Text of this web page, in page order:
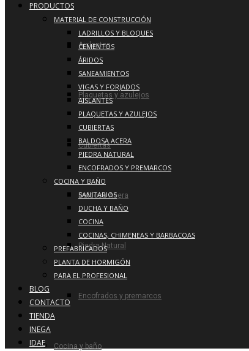
Aislantes
Plaquetas y azulejos
Cubiertas
Baldosa Acera
Piedra Natural
Encofrados y premarcos
Cocina y baño
PRODUCTOS
MATERIAL DE CONSTRUCCIÓN
LADRILLOS Y BLOQUES
CEMENTOS
ÁRIDOS
SANEAMIENTOS
VIGAS Y FORJADOS
AISLANTES
PLAQUETAS Y AZULEJOS
CUBIERTAS
BALDOSA ACERA
PIEDRA NATURAL
ENCOFRADOS Y PREMARCOS
COCINA Y BAÑO
SANITARIOS
DUCHA Y BAÑO
COCINA
COCINAS, CHIMENEAS Y BARBACOAS
PREFABRICADOS
PLANTA DE HORMIGÓN
PARA EL PROFESIONAL
BLOG
CONTACTO
TIENDA
INEGA
IDAE